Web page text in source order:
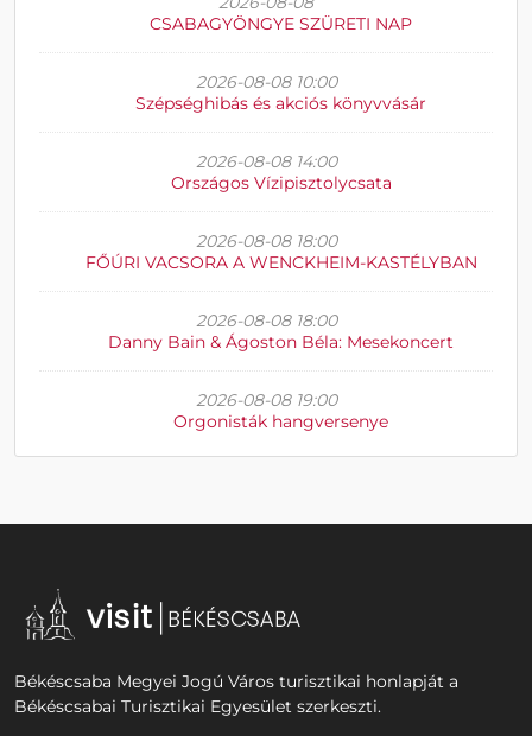
CSABAGYÖNGYE SZÜRETI NAP
2026-08-08 10:00
Szépséghibás és akciós könyvvásár
2026-08-08 14:00
Országos Vízipisztolycsata
2026-08-08 18:00
FŐÚRI VACSORA A WENCKHEIM-KASTÉLYBAN
2026-08-08 18:00
Danny Bain & Ágoston Béla: Mesekoncert
2026-08-08 19:00
Orgonisták hangversenye
Békéscsaba Megyei Jogú Város turisztikai honlapját a
Békéscsabai Turisztikai Egyesület szerkeszti.